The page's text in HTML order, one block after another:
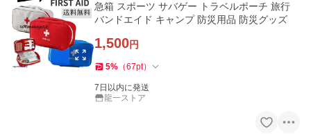
急箱 スポーツ サバゲー トラベルポーチ 旅行
バンドエイド キャンプ 防災用品 防災グッズ
1,500円
5% （67pt）
7日以内に発送
龍一ストア